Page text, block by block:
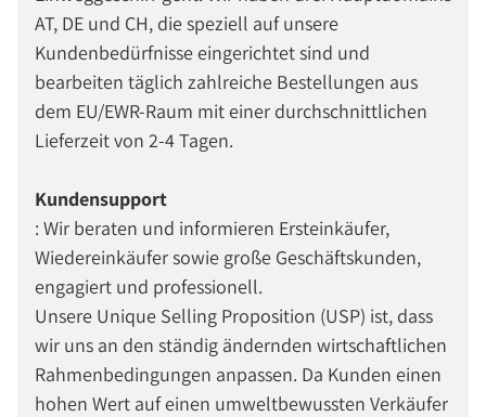
AT, DE und CH, die speziell auf unsere
Kundenbedürfnisse eingerichtet sind und
bearbeiten täglich zahlreiche Bestellungen aus
dem EU/EWR-Raum mit einer durchschnittlichen
Lieferzeit von 2-4 Tagen.
Kundensupport
: Wir beraten und informieren Ersteinkäufer,
Wiedereinkäufer sowie große Geschäftskunden,
engagiert und professionell.
Unsere Unique Selling Proposition (USP) ist, dass
wir uns an den ständig ändernden wirtschaftlichen
Rahmenbedingungen anpassen. Da Kunden einen
hohen Wert auf einen umweltbewussten Verkäufer